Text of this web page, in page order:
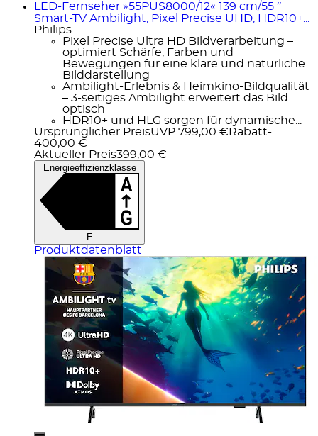
LED-Fernseher »55PUS8000/12« 139 cm/55 ″
Smart-TV Ambilight, Pixel Precise UHD, HDR10+...
Philips
Pixel Precise Ultra HD Bildverarbeitung –
optimiert Schärfe, Farben und
Bewegungen für eine klare und natürliche
Bilddarstellung
Ambilight-Erlebnis & Heimkino-Bildqualität
– 3-seitiges Ambilight erweitert das Bild
optisch
HDR10+ und HLG sorgen für dynamische...
Ursprünglicher PreisUVP 799,00 € Rabatt-
400,00 €
Aktueller Preis399,00 €
Energieeffizienzklasse
E
Produktdatenblatt